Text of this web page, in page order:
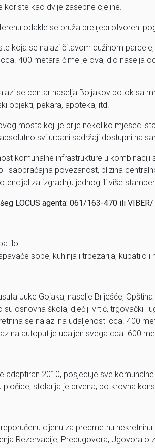
koriste kao dvije zasebne cjeline.
odakle se pruža prelijepi otvoreni
koja se nalazi čitavom dužinom
400 metara čime je ovaj dio naselja
se centar naselja Boljakov potok sa
objekti, pekara, apoteka, itd.
mosta koji je prije nekoliko mjeseci
svi urbani sadržaji dostupni na
komunalne infrastrukture u
i saobraćajna povezanost, blizina
za izgradnju jednog ili više
LOCUS agenta: 061/163-470 ili
sobe, kuhinja i trpezarija, kupatilo i
Juke Gojaka, naselje Briješće,
osnovna škola, dječiji vrtić, trgovački i
se nalazi na udaljenosti cca. 400
na autoput je udaljen svega cca. 600
adaptiran 2010, posjeduje sve
pločice, stolarija je drvena, potkrovna
cijenu za predmetnu
Rezervacije, Predugovora, Ugovora o